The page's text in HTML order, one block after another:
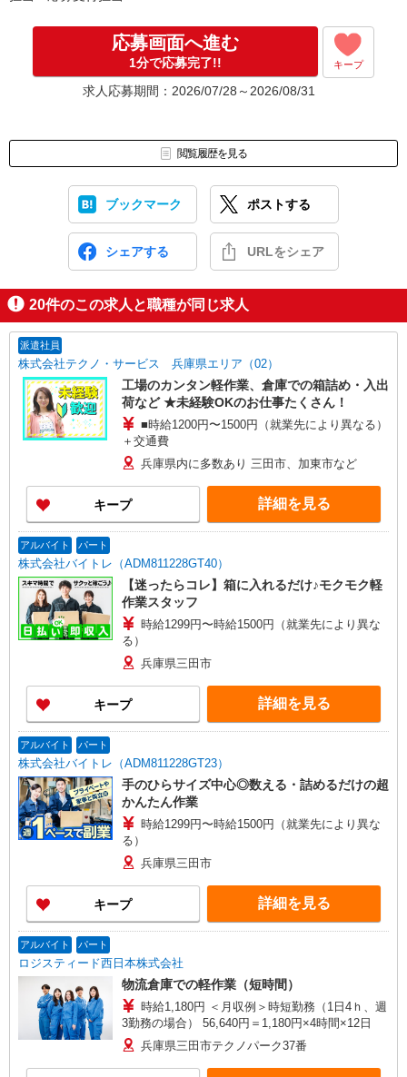
応募画面へ進む
1分で応募完了!! キープ
求人応募期間：2026/07/28～2026/08/31
閲覧履歴を見る
ブックマーク ポストする
シェアする URLをシェア
20件のこの求人と職種が同じ求人
派遣社員
株式会社テクノ・サービス 兵庫県エリア（02）
工場のカンタン軽作業、倉庫での箱詰め・入出
荷など ★未経験OKのお仕事たくさん！
■時給1200円〜1500円（就業先により異なる）
＋交通費
兵庫県内に多数あり 三田市、加東市など
キープ 詳細を見る
アルバイト パート
株式会社バイトレ（ADM811228GT40）
【迷ったらコレ】箱に入れるだけ♪モクモク軽
作業スタッフ
時給1299円〜時給1500円（就業先により異な
る）
兵庫県三田市
キープ 詳細を見る
アルバイト パート
株式会社バイトレ（ADM811228GT23）
手のひらサイズ中心◎数える・詰めるだけの超
かんたん作業
時給1299円〜時給1500円（就業先により異な
る）
兵庫県三田市
キープ 詳細を見る
アルバイト パート
ロジスティード西日本株式会社
物流倉庫での軽作業（短時間）
時給1,180円 ＜月収例＞時短勤務（1日4ｈ、週
3勤務の場合） 56,640円＝1,180円×4時間×12日
兵庫県三田市テクノパーク37番